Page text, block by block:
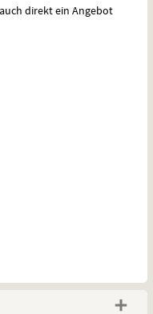
direkt ein Angebot